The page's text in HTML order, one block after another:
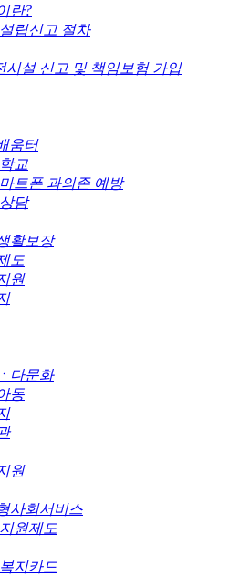
란?
립신고 절차
시설 신고 및 책임보험 가입
움터
교
트폰 과의존 예방
담
활보장
도
원
다문화
동
원
사회서비스
원제도
지카드